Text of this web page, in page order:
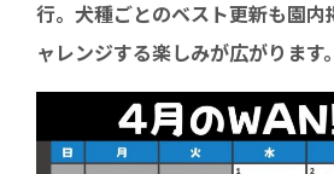
行。犬種ごとのベスト更新も園内
ャレンジする楽しみが広がります。